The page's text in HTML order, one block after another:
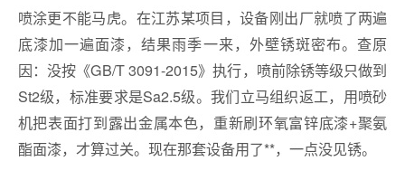
喷涂更不能马虎。在江苏某项目，设备刚出厂就喷了两遍
底漆加一遍面漆，结果雨季一来，外壁锈斑密布。查原
因：没按《GB/T 3091-2015》执行，喷前除锈等级只做到
St2级，标准要求是Sa2.5级。我们立马组织返工，用喷砂
机把表面打到露出金属本色，重新刷环氧富锌底漆+聚氨
酯面漆，才算过关。现在那套设备用了**，一点没见锈。